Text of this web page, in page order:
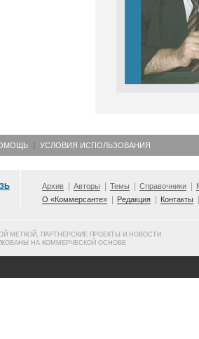
УСЛОВИЯ ИСПОЛЬЗОВАНИЯ
Архив Авторы Темы Справочники
О «Коммерсанте»
Редакция Контакты
МЕТКОЙ, ПАРТНЕРСКИЕ ПРОЕКТЫ И НОВОСТИ
НА КОММЕРЧЕСКОЙ ОСНОВЕ